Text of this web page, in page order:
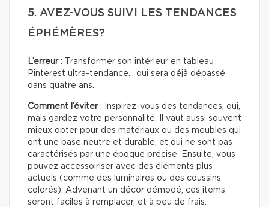
5. AVEZ-VOUS SUIVI LES TENDANCES
ÉPHÉMÈRES?
L’erreur: Transformer son intérieur en tableau
Pinterest ultra-tendance… qui sera déjà dépassé
dans quatre ans.
Comment l’éviter: Inspirez-vous des tendances, oui,
mais gardez votre personnalité. Il vaut aussi souvent
mieux opter pour des matériaux ou des meubles qui
ont une base neutre et durable, et qui ne sont pas
caractérisés par une époque précise. Ensuite, vous
pouvez accessoiriser avec des éléments plus
actuels (comme des luminaires ou des coussins
colorés). Advenant un décor démodé, ces items
seront faciles à remplacer, et à peu de frais.